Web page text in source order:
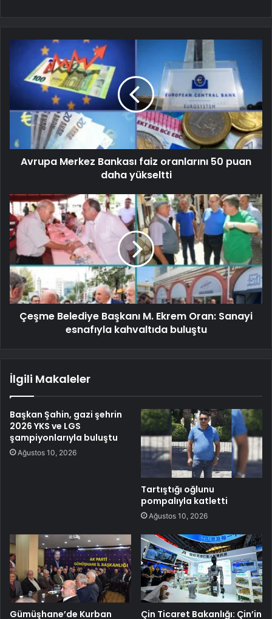
Avrupa Merkez Bankası faiz oranlarını 50 puan
daha yükseltti
Çeşme Belediye Başkanı M. Ekrem Oran: Sanayi
esnafıyla kahvaltıda buluştu
İlgili Makaleler
Başkan Şahin, gazi şehrin
2026 YKS ve LGS
şampiyonlarıyla buluştu
Ağustos 10, 2026
Tartıştığı oğlunu
pompalıyla katletti
Ağustos 10, 2026
Gümüşhane’de Kurban Çin Ticaret Bakanlığı: Çin’in